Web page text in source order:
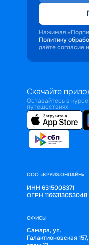
Нажимая
Политику
даёте согласие
Скачайте
Оставайтесь в
путешествиях
ООО «КРУИЗ.ОНЛАЙН»
ИНН 6315008371
ОГРН 1166313053048
ОФИСЫ
Самара, ул.
Галактионовская 157,